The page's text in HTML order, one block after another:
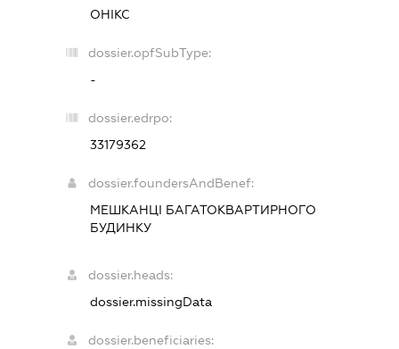
ОНІКС
dossier.opfSubType:
-
dossier.edrpo:
33179362
dossier.foundersAndBenef:
МЕШКАНЦІ БАГАТОКВАРТИРНОГО
БУДИНКУ
dossier.heads:
dossier.missingData
dossier.beneficiaries: